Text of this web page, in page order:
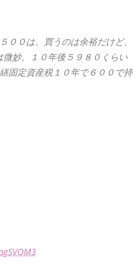
０は、買うのは余裕だけど、
妙。１０年後５９８０くらい
固定資産税１０年で６００で持